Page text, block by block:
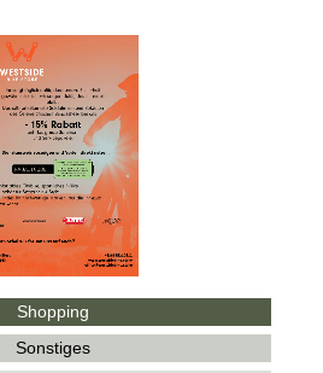
Shopping
Sonstiges